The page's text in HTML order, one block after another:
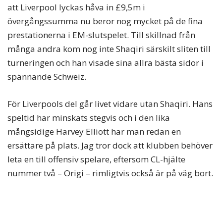
att Liverpool lyckas håva in £9,5m i
övergångssumma nu beror nog mycket på de fina
prestationerna i EM-slutspelet. Till skillnad från
många andra kom nog inte Shaqiri särskilt sliten till
turneringen och han visade sina allra bästa sidor i
spännande Schweiz.
För Liverpools del går livet vidare utan Shaqiri. Hans
speltid har minskats stegvis och i den lika
mångsidige Harvey Elliott har man redan en
ersättare på plats. Jag tror dock att klubben behöver
leta en till offensiv spelare, eftersom CL-hjälte
nummer två – Origi – rimligtvis också är på väg bort.